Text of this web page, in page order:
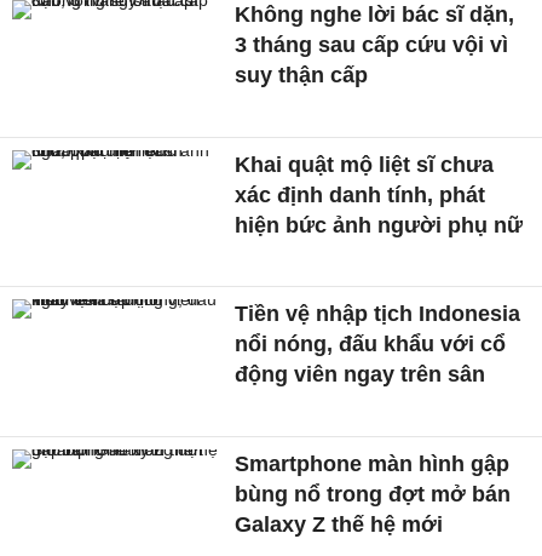
Không nghe lời bác sĩ dặn,
3 tháng sau cấp cứu vội vì
suy thận cấp
Khai quật mộ liệt sĩ chưa
xác định danh tính, phát
hiện bức ảnh người phụ nữ
Tiền vệ nhập tịch Indonesia
nổi nóng, đấu khẩu với cổ
động viên ngay trên sân
Smartphone màn hình gập
bùng nổ trong đợt mở bán
Galaxy Z thế hệ mới